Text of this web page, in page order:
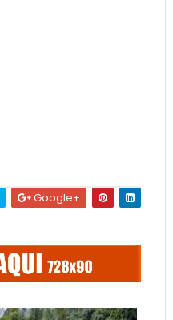
Google+